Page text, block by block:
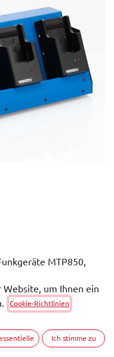
MTP850,
Ladeschächte (auch
Diese Version
um Ihnen ein
Cookie-Richtlinien
Ich stimme zu